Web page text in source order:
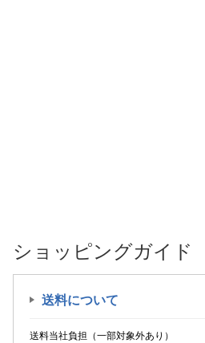
ショッピングガイド
送料について
送料当社負担（一部対象外あり）